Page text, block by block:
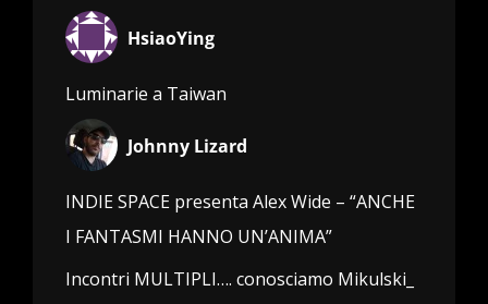
HsiaoYing
Luminarie a Taiwan
Johnny Lizard
INDIE SPACE presenta Alex Wide – “ANCHE
I FANTASMI HANNO UN’ANIMA”
Incontri MULTIPLI…. conosciamo Mikulski_